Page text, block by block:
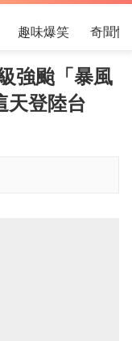
趣味爆笑 奇聞怪
強颱「暴風
天登陸台